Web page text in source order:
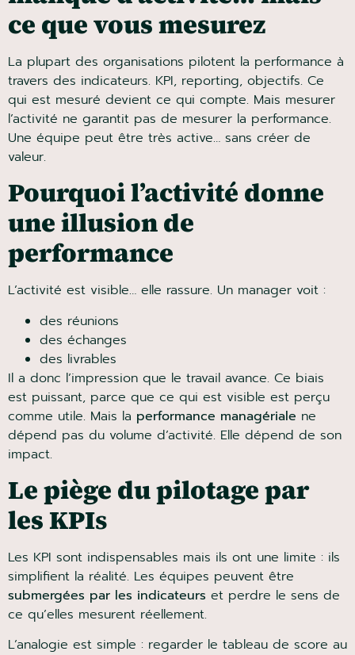
ce que vous mesurez
La plupart des organisations pilotent la performance
à travers des indicateurs. KPI, reporting, objectifs. Ce
qui est mesuré devient ce qui compte. Mais mesurer
l’activité ne garantit pas de mesurer la performance.
Une équipe peut être très active… sans créer de
valeur.
Pourquoi l’activité donne
une illusion de
performance
L’activité est visible… elle rassure. Un manager voit :
des réunions
des échanges
des livrables
Il a donc l’impression que le travail avance. Ce biais
est puissant, parce que ce qui est visible est perçu
comme utile. Mais la performance managériale ne
dépend pas du volume d’activité. Elle dépend de son
impact.
Le piège du pilotage par
les KPIs
Les KPI sont indispensables mais ils ont une limite : ils
simplifient la réalité. Les équipes peuvent être
submergées par les indicateurs et perdre le sens de
ce qu’elles mesurent réellement.
L’analogie est simple : regarder le tableau de score